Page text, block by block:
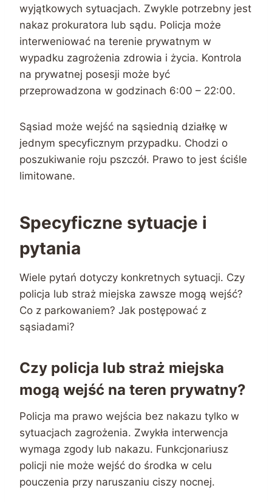
wyjątkowych sytuacjach. Zwykle potrzebny jest
nakaz prokuratora lub sądu. Policja może
interweniować na terenie prywatnym w
wypadku zagrożenia zdrowia i życia. Kontrola
na prywatnej posesji może być
przeprowadzona w godzinach 6:00 – 22:00.
Sąsiad może wejść na sąsiednią działkę w
jednym specyficznym przypadku. Chodzi o
poszukiwanie roju pszczół. Prawo to jest ściśle
limitowane.
Specyficzne sytuacje i
pytania
Wiele pytań dotyczy konkretnych sytuacji. Czy
policja lub straż miejska zawsze mogą wejść?
Co z parkowaniem? Jak postępować z
sąsiadami?
Czy policja lub straż miejska
mogą wejść na teren prywatny?
Policja ma prawo wejścia bez nakazu tylko w
sytuacjach zagrożenia. Zwykła interwencja
wymaga zgody lub nakazu. Funkcjonariusz
policji nie może wejść do środka w celu
pouczenia przy naruszaniu ciszy nocnej.